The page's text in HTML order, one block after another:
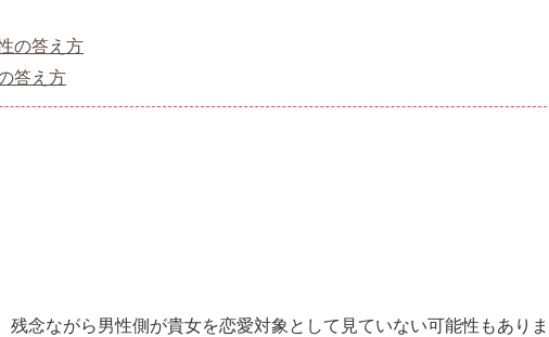
の答え方
答え方
残念ながら男性側が貴女を恋愛対象として見ていない可能性もありま